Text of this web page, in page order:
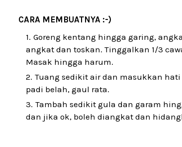
CARA MEMBUATNYA :-)
Goreng kentang hingga garing,
angkat dan toskan. Tinggalkan 1/3
Masak hingga harum.
Tuang sedikit air dan masukkan
padi belah, gaul rata.
Tambah sedikit gula dan garam
dan jika ok, boleh diangkat dan